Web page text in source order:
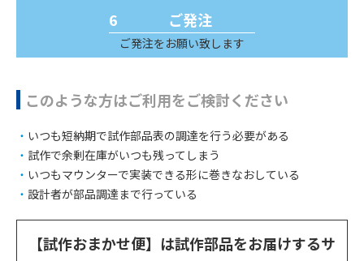
ご発注
ご発注をお願い致します
このような方はご利用をご検討ください
いつも短納期で試作部品表の調達を行う必要がある
試作で余剰在庫がいつも残ってしまう
いつもマウンターで実装できる形に巻きなおしている
設計者が部品調達まで行っている
【試作おまかせ便】は試作部品をお届けするサ